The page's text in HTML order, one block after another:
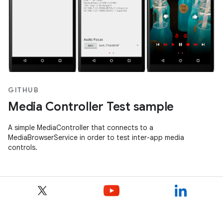
GITHUB
Media Controller Test sample
A simple MediaController that connects to a
MediaBrowserService in order to test inter-app media
controls.